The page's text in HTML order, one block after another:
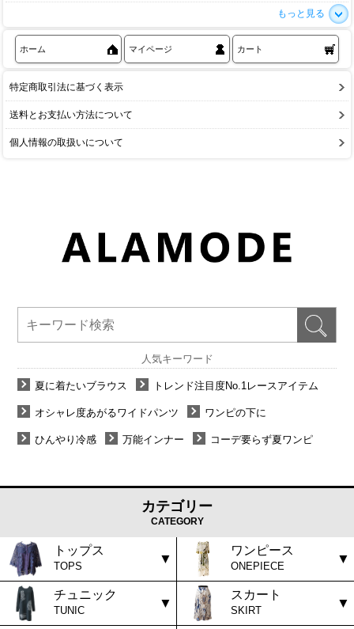
もっと見る
ホーム マイページ カート
特定商取引法に基づく表示
送料とお支払い方法について
個人情報の取扱いについて
人気キーワード
夏に着たいブラウス トレンド注目度No.1レースアイテム
オシャレ度あがるワイドパンツ ワンピの下に
ひんやり冷感 万能インナー コーデ要らず夏ワンピ
カテゴリー
CATEGORY
トップス
TOPS
ワンピース
ONEPIECE
チュニック
TUNIC
スカート
SKIRT